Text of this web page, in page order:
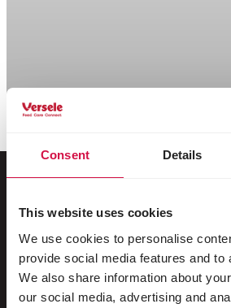
Consent Details
This website uses cookies
We use cookies to personalise
provide social media features and to
We also share information about
our social media, advertising and
Voor jouw dier
Siervogels
Buitenvogels